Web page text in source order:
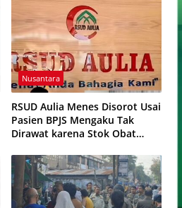
Nusantara
RSUD Aulia Menes Disorot Usai
Pasien BPJS Mengaku Tak
Dirawat karena Stok Obat